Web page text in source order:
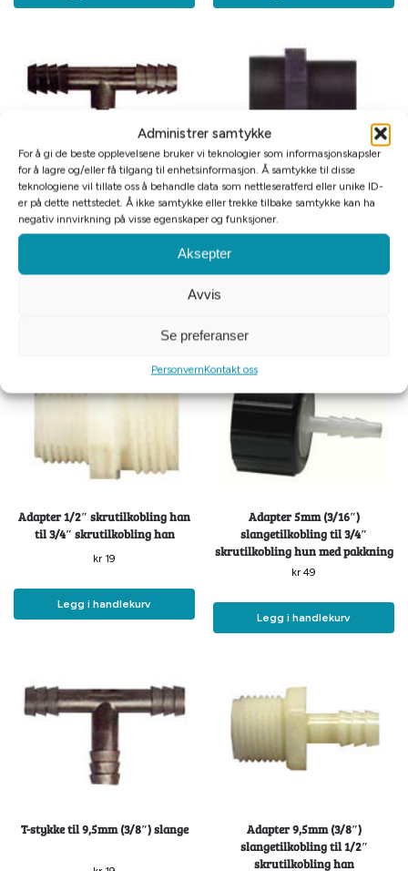
Administrer samtykke
For å gi de beste opplevelsene bruker vi teknologier som informasjonskapsler
for å lagre og/eller få tilgang til enhetsinformasjon. Å samtykke til disse
teknologiene vil tillate oss å behandle data som nettleseratferd eller unike ID-
er på dette nettstedet. Å ikke samtykke eller trekke tilbake samtykke kan ha
negativ innvirkning på visse egenskaper og funksjoner.
Aksepter
Avvis
Se preferanser
PersonvernKontakt oss
Adapter t-stykke med to stk 8mm
(5/16″) slangetilkoblinger til 1 stk
5mm (3/16″) slangetilkobling
Tomt på lager
Adapter 1/2″ skrutilkobling hun
til 3/4″ skrutilkobling hun
Adapter 1/2″ skrutilkobling han
til 3/4″ skrutilkobling han
kr 19
Legg i handlekurv
Adapter 5mm (3/16″)
slangetilkobling til 3/4″
skrutilkobling hun med pakkning
kr 49
Legg i handlekurv
T-stykke til 9,5mm (3/8″) slange
Adapter 9,5mm (3/8″)
slangetilkobling til 1/2″
skrutilkobling han